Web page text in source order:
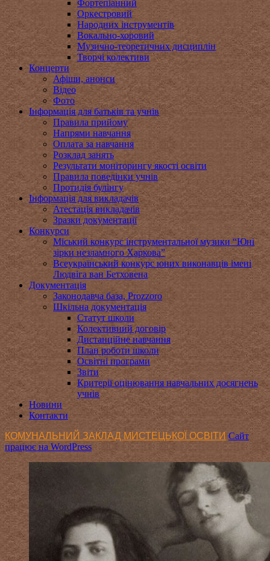
Фортепіанний
Оркестровий
Народних інструментів
Вокально-хоровий
Музично-теоретичних дисциплін
Творчі колективи
Концерти
Афіши, анонси
Відео
Фото
Інформація для батьків та учнів
Правила прийому
Напрями навчання
Оплата за навчання
Розклад занять
Результати моніторингу якості освіти
Правила поведінки учнів
Протидія булінгу
Інформація для викладачів
Атестація викладачів
Зразки документації
Конкурси
Міський конкурс інструментальної музики “Юні
зірки незламного Харкова”
Всеукраїнський конкурс юних виконавців імені
Людвіга ван Бетховена
Документація
Законодавча база, Prozzoro
Шкільна документація
Статут школи
Колективний договір
Дистанційне навчання
План роботи школи
Освітні програми
Звіти
Критерії оцінювання навчальних досягнень
учнів
Новини
Контакти
КОМУНАЛЬНИЙ ЗАКЛАД МИСТЕЦЬКОЇ ОСВІТИ Сайт
працює на WordPress